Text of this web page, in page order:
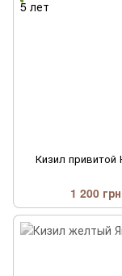
Кизил привитой
1 200 грн